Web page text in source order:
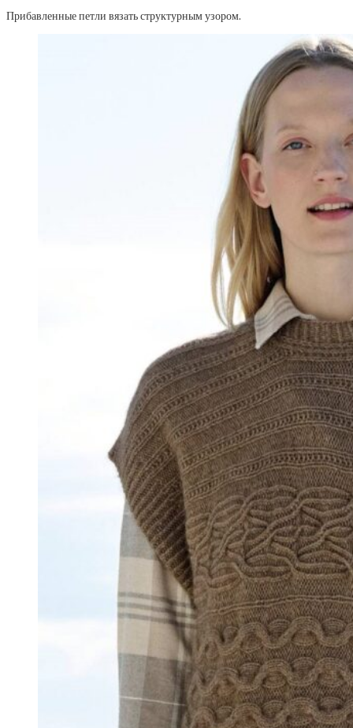
Прибавленные петли вязать структурным узором.